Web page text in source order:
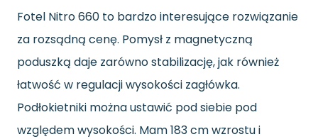
Fotel Nitro 660 to bardzo interesujące rozwiązanie
za rozsądną cenę. Pomysł z magnetyczną
poduszką daje zarówno stabilizację, jak również
łatwość w regulacji wysokości zagłówka.
Podłokietniki można ustawić pod siebie pod
względem wysokości. Mam 183 cm wzrostu i